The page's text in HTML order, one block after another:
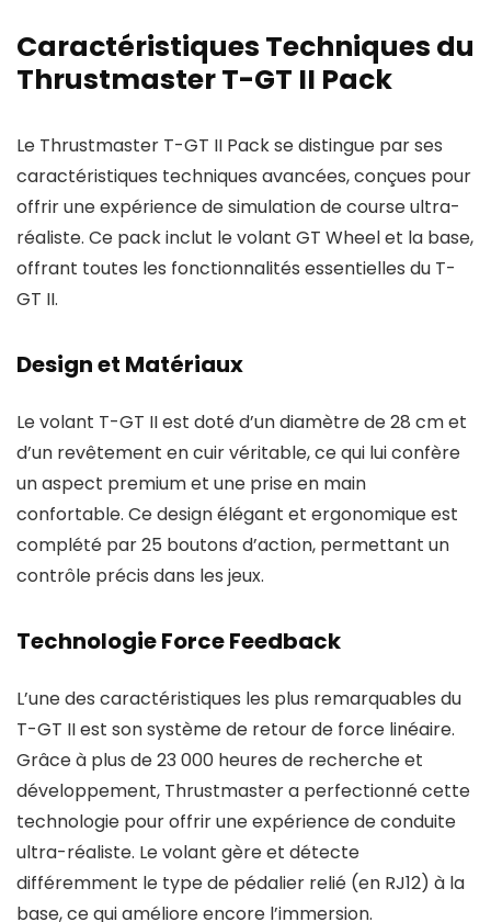
Caractéristiques Techniques du
Thrustmaster T-GT II Pack
Le Thrustmaster T-GT II Pack se distingue par ses
caractéristiques techniques avancées, conçues pour
offrir une expérience de simulation de course ultra-
réaliste. Ce pack inclut le volant GT Wheel et la base,
offrant toutes les fonctionnalités essentielles du T-
GT II.
Design et Matériaux
Le volant T-GT II est doté d’un diamètre de 28 cm et
d’un revêtement en cuir véritable, ce qui lui confère
un aspect premium et une prise en main
confortable. Ce design élégant et ergonomique est
complété par 25 boutons d’action, permettant un
contrôle précis dans les jeux.
Technologie Force Feedback
L’une des caractéristiques les plus remarquables du
T-GT II est son système de retour de force linéaire.
Grâce à plus de 23 000 heures de recherche et
développement, Thrustmaster a perfectionné cette
technologie pour offrir une expérience de conduite
ultra-réaliste. Le volant gère et détecte
différemment le type de pédalier relié (en RJ12) à la
base, ce qui améliore encore l’immersion.